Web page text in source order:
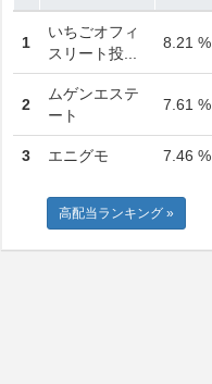
1
いちごオフィ
スリート投...
8.21 %
2
ムゲンエステ
ート
7.61 %
3 エニグモ 7.46 %
高配当ランキング »